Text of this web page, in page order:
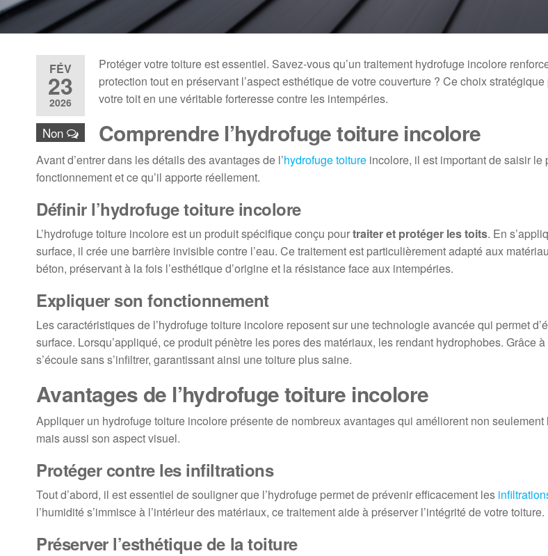
FÉV
23
2026
Non
Protéger votre toiture est essentiel. Savez-vous qu’un traitement hydrofuge incolore
protection tout en préservant l’aspect esthétique de votre couverture ? Ce choix
votre toit en une véritable forteresse contre les intempéries.
Comprendre l’hydrofuge toiture incolore
Avant d’entrer dans les détails des avantages de l’hydrofuge toiture incolore, il est important de saisir le
fonctionnement et ce qu’il apporte réellement.
Définir l’hydrofuge toiture incolore
L’hydrofuge toiture incolore est un produit spécifique conçu pourtraiter et protéger les toits. En
surface, il crée une barrière invisible contre l’eau. Ce traitement est particulièrement adapté aux
béton, préservant à la fois l’esthétique d’origine et la résistance face aux intempéries.
Expliquer son fonctionnement
Les caractéristiques de l’hydrofuge toiture incolore reposent sur une technologie avancée qui permet
surface. Lorsqu’appliqué, ce produit pénètre les pores des matériaux, les rendant hydrophobes. Grâce à
s’écoule sans s’infiltrer, garantissant ainsi une toiture plus saine.
Avantages de l’hydrofuge toiture incolore
Appliquer un hydrofuge toiture incolore présente de nombreux avantages qui améliorent non
mais aussi son aspect visuel.
Protéger contre les infiltrations
Tout d’abord, il est essentiel de souligner que l’hydrofuge permet de prévenir efficacement les
l’humidité s’immisce à l’intérieur des matériaux, ce traitement aide à préserver l’intégrité de votre toiture.
Préserver l’esthétique de la toiture